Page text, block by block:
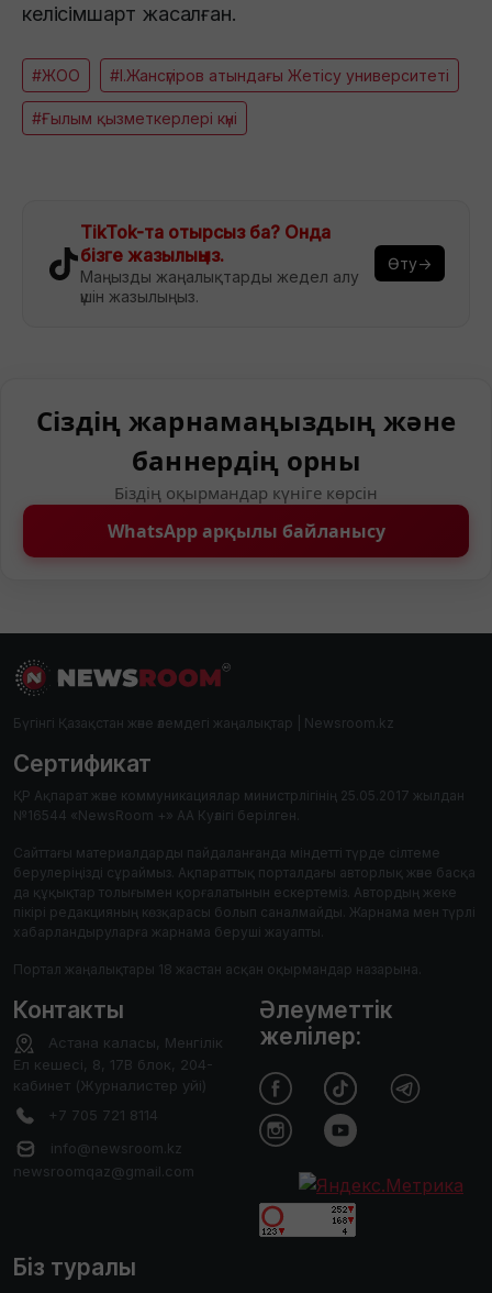
келісімшарт жасалған.
#ЖОО #І.Жансүгіров атындағы Жетісу университеті
#Ғылым қызметкерлері күні
TikTok-та отырсыз ба? Онда
бізге жазылыңыз.
Маңызды жаңалықтарды жедел алу
үшін жазылыңыз.
Өту→
Сіздің жарнамаңыздың және
баннердің орны
Біздің оқырмандар күніге көрсін
WhatsApp арқылы байланысу
Бүгінгі Қазақстан және әлемдегі жаңалықтар | Newsroom.kz
Сертификат
ҚР Ақпарат және коммуникациялар министрлігінің 25.05.2017 жылдан
№16544 «NewsRoom +» АА Куәлігі берілген.
Сайттағы материалдарды пайдаланғанда міндетті түрде сілтеме
берулеріңізді сұраймыз. Ақпараттық порталдағы авторлық және басқа
да құқықтар толығымен қорғалатынын ескертеміз. Автордың жеке
пікірі редакцияның көзқарасы болып саналмайды. Жарнама мен түрлі
хабарландыруларға жарнама беруші жауапты.
Портал жаңалықтары 18 жастан асқан оқырмандар назарына.
Контакты
Астана каласы, Менгілік
Ел кешесі, 8, 17В блок, 204-
кабинет (Журналистер уйі)
+7 705 721 8114
info@newsroom.kz
newsroomqaz@gmail.com
Біз туралы
Әлеуметтік
желілер: